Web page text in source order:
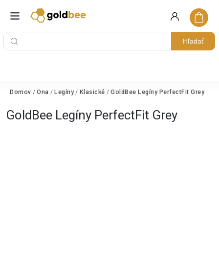
Hľadať
Domov / Ona / Legíny / Klasické / GoldBee Legíny PerfectFit Grey
GoldBee Legíny PerfectFit Grey